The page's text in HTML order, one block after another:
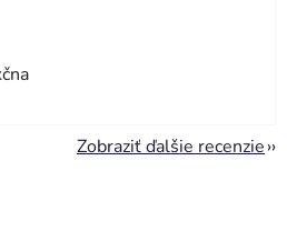
hviezdičiek.
Zobraziť ďalšie recenzie